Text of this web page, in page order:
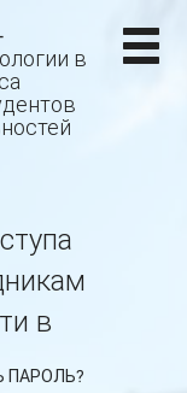
в
в
ПАРОЛЬ?